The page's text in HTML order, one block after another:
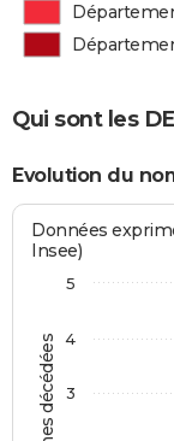
Qui sont les
Evolution du
Données
Insee)
3
4
5